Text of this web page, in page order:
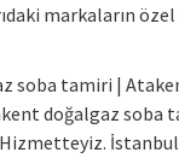
markaların
soba tamiri |
doğalgaz soba